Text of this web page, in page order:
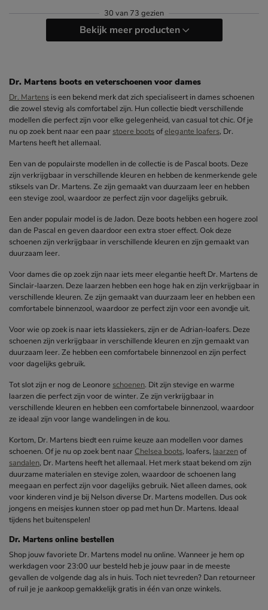
30 van 73 gezien
Bekijk meer producten
Dr. Martens boots en veterschoenen voor dames
Dr. Martens is een bekend merk dat zich specialiseert in dames schoenen
die zowel stevig als comfortabel zijn. Hun collectie biedt verschillende
modellen die perfect zijn voor elke gelegenheid, van casual tot chic. Of je
nu op zoek bent naar een paar stoere bootsofelegante loafers, Dr.
Martens heeft het allemaal.
Een van de populairste modellen in de collectie is de Pascal boots. Deze
zijn verkrijgbaar in verschillende kleuren en hebben de kenmerkende gele
stiksels van Dr. Martens. Ze zijn gemaakt van duurzaam leer en hebben
een stevige zool, waardoor ze perfect zijn voor dagelijks gebruik.
Een ander populair model is de Jadon. Deze boots hebben een hogere zool
dan de Pascal en geven daardoor een extra stoer effect. Ook deze
schoenen zijn verkrijgbaar in verschillende kleuren en zijn gemaakt van
duurzaam leer.
Voor dames die op zoek zijn naar iets meer elegantie heeft Dr. Martens de
Sinclair-laarzen. Deze laarzen hebben een hoge hak en zijn verkrijgbaar in
verschillende kleuren. Ze zijn gemaakt van duurzaam leer en hebben een
comfortabele binnenzool, waardoor ze perfect zijn voor een avondje uit.
Voor wie op zoek is naar iets klassiekers, zijn er de Adrian-loafers. Deze
schoenen zijn verkrijgbaar in verschillende kleuren en zijn gemaakt van
duurzaam leer. Ze hebben een comfortabele binnenzool en zijn perfect
voor dagelijks gebruik.
Tot slot zijn er nog de Leonore schoenen. Dit zijn stevige en warme
laarzen die perfect zijn voor de winter. Ze zijn verkrijgbaar in
verschillende kleuren en hebben een comfortabele binnenzool, waardoor
ze ideaal zijn voor lange wandelingen in de kou.
Kortom, Dr. Martens biedt een ruime keuze aan modellen voor dames
schoenen. Of je nu op zoek bent naar Chelsea boots, loafers, laarzenof
sandalen, Dr. Martens heeft het allemaal. Het merk staat bekend om zijn
duurzame materialen en stevige zolen, waardoor de schoenen lang
meegaan en perfect zijn voor dagelijks gebruik. Niet alleen dames, ook
voor kinderen vind je bij Nelson diverse Dr. Martens modellen. Dus ook
jongens en meisjes kunnen stoer op pad met hun Dr. Martens. Ideaal
tijdens het buitenspelen!
Dr. Martens online bestellen
Shop jouw favoriete Dr. Martens model nu online. Wanneer je hem op
werkdagen voor 23:00 uur besteld heb je jouw paar in de meeste
gevallen de volgende dag als in huis. Toch niet tevreden? Dan retourneer
of ruil je je aankoop gemakkelijk gratis in één van onze winkels.